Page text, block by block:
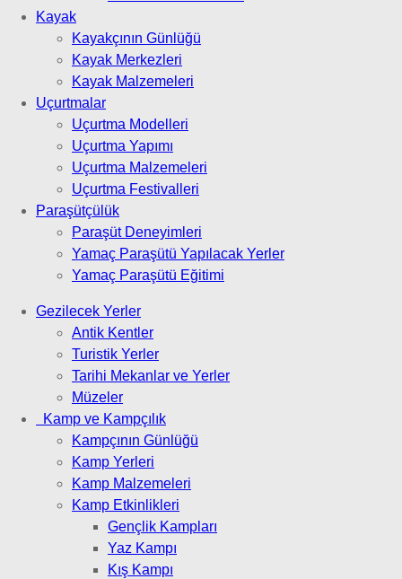
Kayak
Kayakçının Günlüğü
Kayak Merkezleri
Kayak Malzemeleri
Uçurtmalar
Uçurtma Modelleri
Uçurtma Yapımı
Uçurtma Malzemeleri
Uçurtma Festivalleri
Paraşütçülük
Paraşüt Deneyimleri
Yamaç Paraşütü Yapılacak Yerler
Yamaç Paraşütü Eğitimi
Gezilecek Yerler
Antik Kentler
Turistik Yerler
Tarihi Mekanlar ve Yerler
Müzeler
Kamp ve Kampçılık
Kampçının Günlüğü
Kamp Yerleri
Kamp Malzemeleri
Kamp Etkinlikleri
Gençlik Kampları
Yaz Kampı
Kış Kampı